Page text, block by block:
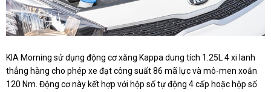
KIA Morning sử dụng động cơ xăng Kappa dung tích 1.25L 4 xi lanh
thẳng hàng cho phép xe đạt công suất 86 mã lực và mô-men xoắn
120 Nm. Động cơ này kết hợp với hộp số tự động 4 cấp hoặc hộp số